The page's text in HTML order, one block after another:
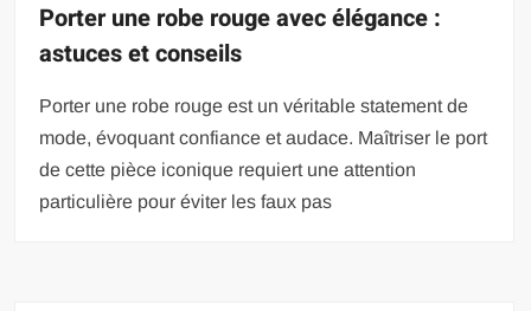
Porter une robe rouge avec élégance :
astuces et conseils
Porter une robe rouge est un véritable statement de
mode, évoquant confiance et audace. Maîtriser le port
de cette pièce iconique requiert une attention
particulière pour éviter les faux pas